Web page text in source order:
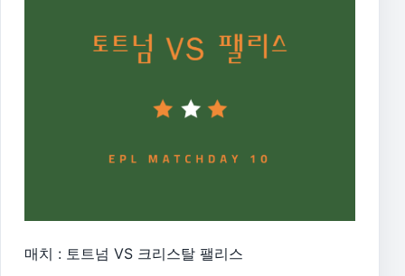
매치 : 토트넘 VS 크리스탈 팰리스